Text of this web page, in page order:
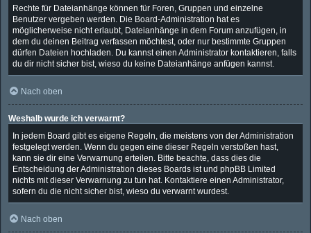
Rechte für Dateianhänge können für Foren, Gruppen und einzelne
Benutzer vergeben werden. Die Board-Administration hat es
möglicherweise nicht erlaubt, Dateianhänge in dem Forum anzufügen, in
dem du deinen Beitrag verfassen möchtest, oder nur bestimmte Gruppen
dürfen Dateien hochladen. Du kannst einen Administrator kontaktieren, falls
du dir nicht sicher bist, wieso du keine Dateianhänge anfügen kannst.
Nach oben
Weshalb wurde ich verwarnt?
In jedem Board gibt es eigene Regeln, die meistens von der Administration
festgelegt werden. Wenn du gegen eine dieser Regeln verstoßen hast,
kann sie dir eine Verwarnung erteilen. Bitte beachte, dass dies die
Entscheidung der Administration dieses Boards ist und phpBB Limited
nichts mit dieser Verwarnung zu tun hat. Kontaktiere einen Administrator,
sofern du die nicht sicher bist, wieso du verwarnt wurdest.
Nach oben